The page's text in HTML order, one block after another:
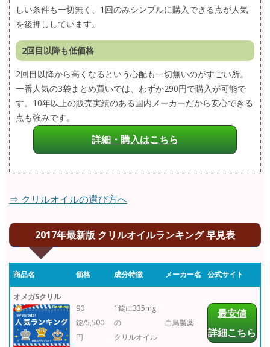
しい条件も一切無く、1回のみシンプルに購入できる点が人気
を後押ししています。
2回目以降も低価格
2回目以降から高くなるという心配も一切無いのがすごい所。
一番人気の3袋まとめ買いでは、わずか290円で購入が可能で
す。10年以上の販売実績のある国内メーカーだから安心できる
点も強みです。
詳細・購入はこちら
⇒ クリルオイルの選び方へ
2017年最新版 クリルオイルランキング 早見表
商品名 価格 成分特徴 メーカー名 公式サイト
オメガSクリル
90
錠/5,500
円
1錠に335mg
の
クリルオイル
白鳥製薬
最安値
詳細こちら